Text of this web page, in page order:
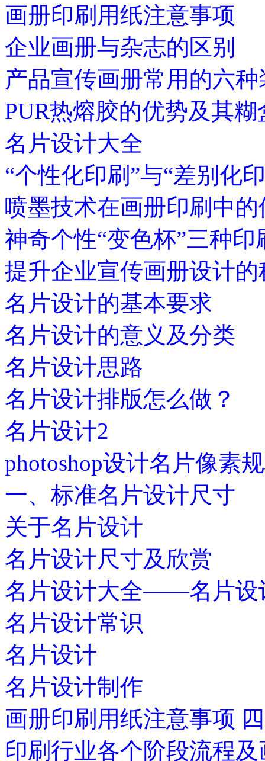
画册印刷用纸注意事项
企业画册与杂志的区别
产品宣传画册常用的六
PUR热熔胶的优势及其
名片设计大全
“个性化印刷”与“差别化
喷墨技术在画册印刷中
神奇个性“变色杯”三种印
提升企业宣传画册设计的
名片设计的基本要求
名片设计的意义及分类
名片设计思路
名片设计排版怎么做？
名片设计2
photoshop设计名片像素
一、标准名片设计尺寸
关于名片设计
名片设计尺寸及欣赏
名片设计大全——名片设
名片设计常识
名片设计
名片设计制作
画册印刷用纸注意事项
印刷行业各个阶段流程